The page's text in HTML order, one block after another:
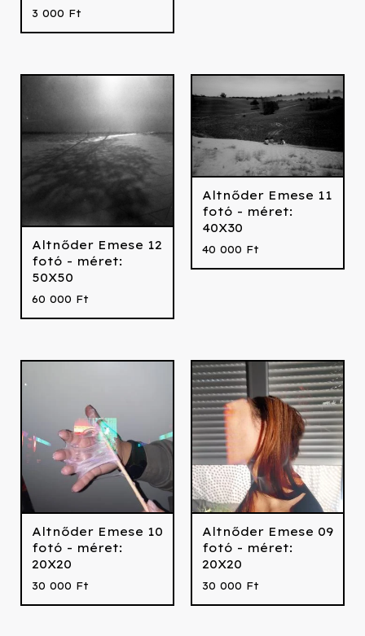
3 000 Ft
Altnőder Emese 12
fotó - méret:
50X50
60 000 Ft
Altnőder Emese 11
fotó - méret:
40X30
40 000 Ft
Altnőder Emese 10
fotó - méret:
20X20
30 000 Ft
Altnőder Emese 09
fotó - méret:
20X20
30 000 Ft